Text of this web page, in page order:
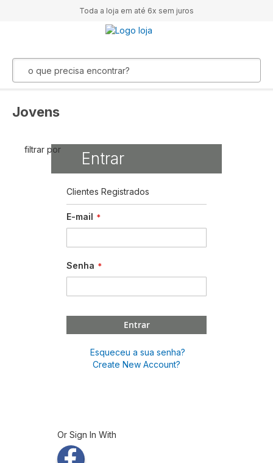
Toda a loja em até 6x sem juros
Jovens
Entrar
Clientes Registrados
E-mail
Senha
Entrar
Esqueceu a sua senha?
Create New Account?
Or Sign In With
filtrar por